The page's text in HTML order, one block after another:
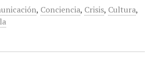
, Conciencia, Crisis, Cultura,